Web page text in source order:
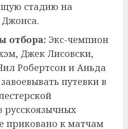
стадию на
отбора: Экс-чемпион
Джек Лисовски,
Робертсон и Аньда
путевки в
приковано к матчам